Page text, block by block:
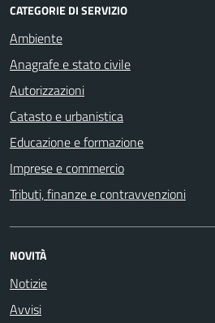
CATEGORIE DI SERVIZIO
Ambiente
Anagrafe e stato civile
Autorizzazioni
Catasto e urbanistica
Educazione e formazione
Imprese e commercio
Tributi, finanze e contravvenzioni
NOVITÀ
Notizie
Avvisi